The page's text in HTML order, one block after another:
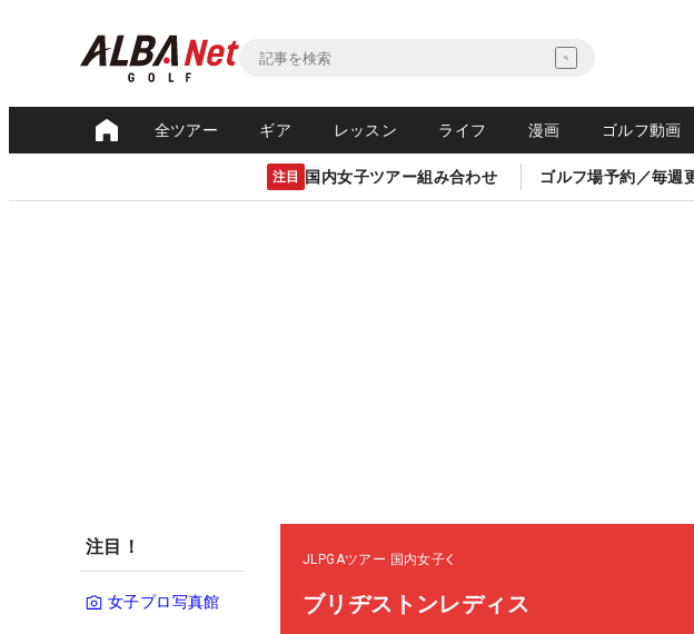
全ツアー ギア レッスン ライフ 漫画 ゴルフ動画
注目 国内女子ツアー組み合わせ ゴルフ場予約／毎週
注目！
女子プロ写真館
JLPGAツアー 国内女子
ブリヂストンレディス